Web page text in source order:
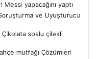
yapacağını yaptı
ve Uyuşturucu
soslu çilekli
mutfağı Çözümleri